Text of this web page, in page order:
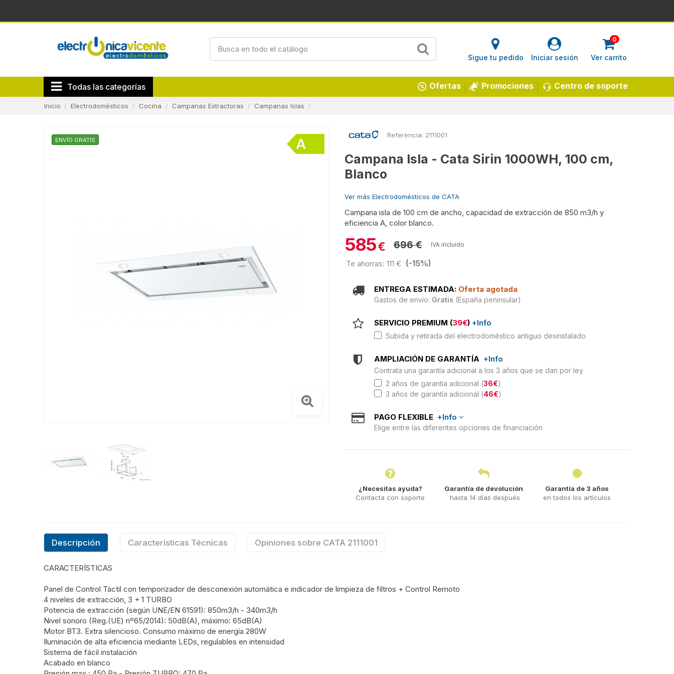
Sigue tu pedido Iniciar sesión
0
Ver carrito
Todas las categorías Centro de soporte
Promociones
Ofertas
Inicio Electrodomésticos Cocina Campanas Extractoras Campanas Islas
ENVÍO GRATIS
Referencia: 2111001
Campana Isla - Cata Sirin 1000WH, 100 cm,
Blanco
Ver más Electrodomésticos de CATA
Campana isla de 100 cm de ancho, capacidad de extracción de 850 m3/h y
eficiencia A, color blanco.
585€ 696 € IVA incluido
Te ahorras: 111 € (-15%)
ENTREGA ESTIMADA: Oferta agotada
Gastos de envío: Gratis (España peninsular)
SERVICIO PREMIUM (39€) +Info
Subida y retirada del electrodoméstico antiguo desinstalado
AMPLIACIÓN DE GARANTÍA +Info
Contrata una garantía adicional a los 3 años que se dan por ley
2 años de garantía adicional (36€)
3 años de garantía adicional (46€)
PAGO FLEXIBLE +Info
Elige entre las diferentes opciones de financiación
¿Necesitas ayuda?
Contacta con soporte
Garantía de devolución
hasta 14 días después
Garantía de 3 años
en todos los artículos
Descripción Características Técnicas Opiniones sobre CATA 2111001
CARACTERÍSTICAS
Panel de Control Táctil con temporizador de desconexión automática e indicador de limpieza de filtros + Control Remoto
4 niveles de extracción, 3 + 1 TURBO
Potencia de extracción (según UNE/EN 61591): 850m3/h - 340m3/h
Nivel sonoro (Reg.(UE) nº65/2014): 50dB(A), máximo: 65dB(A)
Motor BT3. Extra silencioso. Consumo máximo de energía 280W
Iluminación de alta eficiencia mediante LEDs, regulables en intensidad
Sistema de fácil instalación
Acabado en blanco